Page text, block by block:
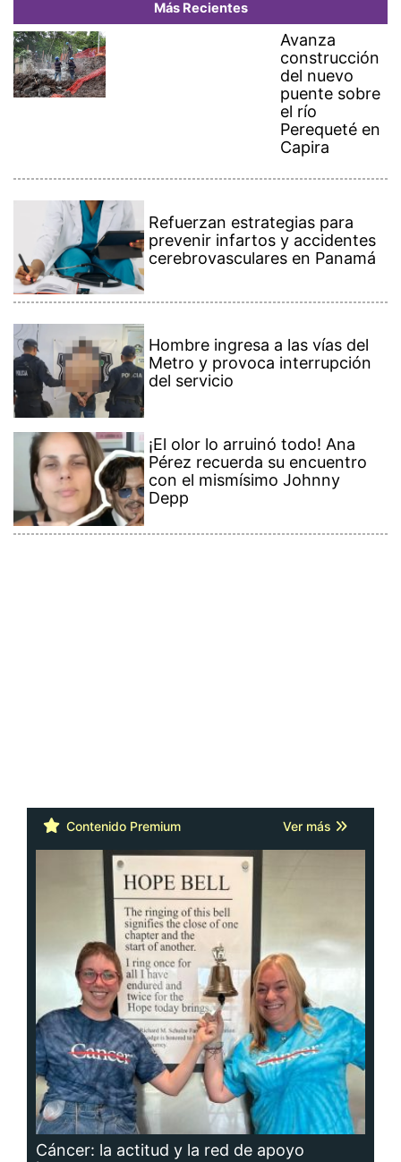
Avanza
construcción
del nuevo
puente sobre
el río
Perequeté en
Capira
prevenir infartos y accidentes
cerebrovasculares en Panamá
Metro y provoca interrupción
del servicio
Pérez recuerda su encuentro
con el mismísimo Johnny
Depp
Contenido Premium Ver más
Cáncer: la actitud y la red de apoyo
importan